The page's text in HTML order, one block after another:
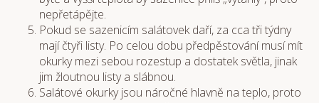
nepřetápějte.
Pokud se sazenicím salátovek daří, za cca tři týdny
mají čtyři listy. Po celou dobu předpěstování musí mít
okurky mezi sebou rozestup a dostatek světla, jinak
jim žloutnou listy a slábnou.
Salátové okurky jsou náročné hlavně na teplo, proto